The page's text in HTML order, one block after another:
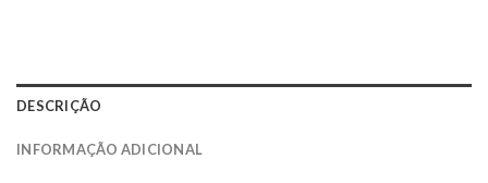
DESCRIÇÃO
INFORMAÇÃO ADICIONAL